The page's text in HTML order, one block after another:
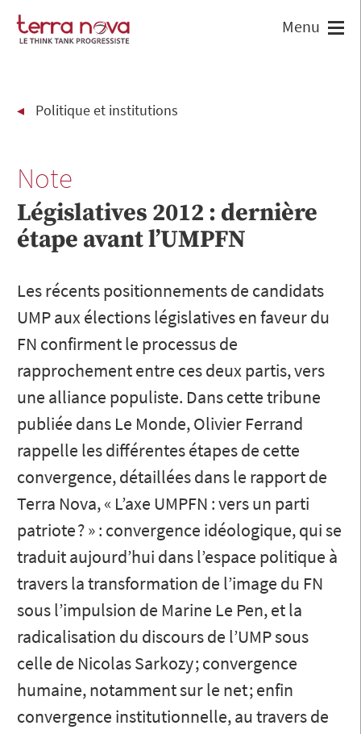
Politique et institutions
Note
Législatives 2012 : dernière
étape avant l’UMPFN
Les récents positionnements de candidats
UMP aux élections législatives en faveur du
FN confirment le processus de
rapprochement entre ces deux partis, vers
une alliance populiste. Dans cette tribune
publiée dans Le Monde, Olivier Ferrand
rappelle les différentes étapes de cette
convergence, détaillées dans le rapport de
Terra Nova, « L’axe UMPFN : vers un parti
patriote ? » : convergence idéologique, qui se
traduit aujourd’hui dans l’espace politique à
travers la transformation de l’image du FN
sous l’impulsion de Marine Le Pen, et la
radicalisation du discours de l’UMP sous
celle de Nicolas Sarkozy ; convergence
humaine, notamment sur le net ; enfin
convergence institutionnelle, au travers de